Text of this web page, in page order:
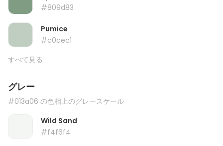
#809d83
Pumice
#c0cec1
すべて見る
グレー
#013a06 の色相上のグレースケール
Wild Sand
#f4f6f4